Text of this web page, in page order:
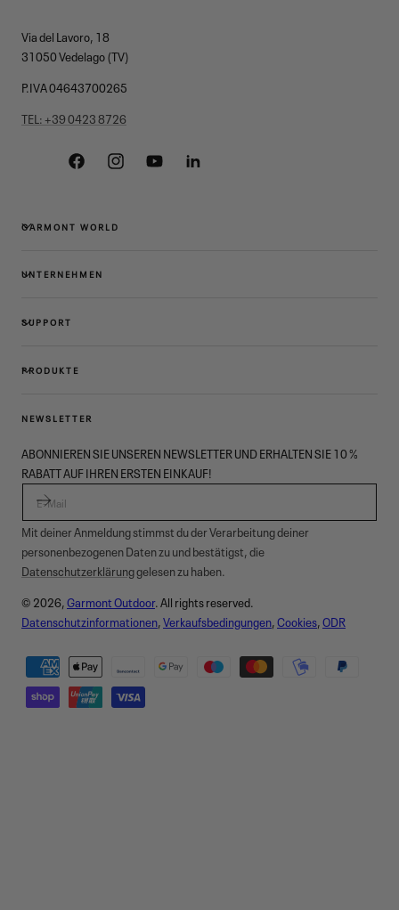
Via del Lavoro, 18
31050 Vedelago (TV)
P.IVA 04643700265
TEL: +39 0423 8726
FacebookInstagramYouTubeLinkedin
GARMONT WORLD
UNTERNEHMEN
SUPPORT
PRODUKTE
NEWSLETTER
ABONNIEREN SIE UNSEREN NEWSLETTER UND ERHALTEN SIE 10 %
RABATT AUF IHREN ERSTEN EINKAUF!
Mit deiner Anmeldung stimmst du der Verarbeitung deiner
personenbezogenen Daten zu und bestätigst, die
Datenschutzerklärunggelesen zu haben.
© 2026,Garmont Outdoor. All rights reserved.
Datenschutzinformationen,Verkaufsbedingungen,Cookies,ODR
Zahlungsmethoden